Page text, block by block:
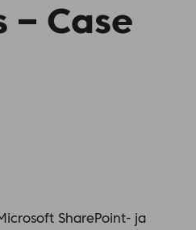
– Case
SharePoint- ja